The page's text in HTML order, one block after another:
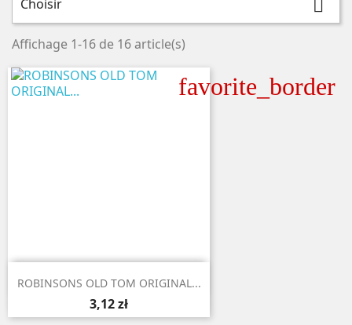
Choisir
Affichage 1-16 de 16 article(s)
favorite_border
 Aperçu rapide
ROBINSONS OLD TOM ORIGINAL...
3,12 zł